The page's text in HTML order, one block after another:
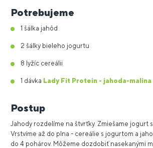
Potrebujeme
1 šálka jahôd
2 šálky bieleho jogurtu
8 lyžíc cereálii
1 dávka Lady Fit Protein - jahoda-malina
Postup
Jahody rozdelíme na štvrťky. Zmiešame jogurt
Vrstvíme až do plna - cereálie s jogurtom a
do 4 pohárov. Môžeme dozdobiť nasekanými